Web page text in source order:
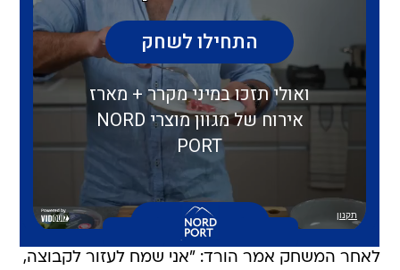
לאחר המשחק אמר הורד: "אני שמח לעזור לקבוצה,